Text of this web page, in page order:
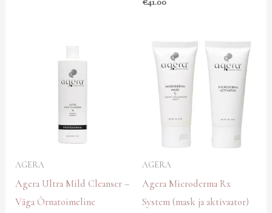
AGERA
Agera Ultra Mild Cleanser –
Väga Õrnatoimeline
AGERA
Agera Microderma Rx
System (mask ja aktivaator)